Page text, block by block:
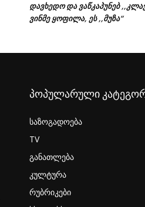
დავხედო და ვაწკაპუნებ
ვინმე ყოფილა, ეს ,,მუზა“
პოპულარული
საზოგადოება
TV
განათლება
კულტურა
რუბრიკები